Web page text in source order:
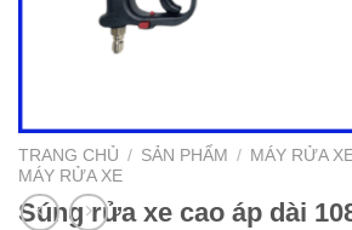
TRANG CHỦ / SẢN PHẨM / MÁY RỬA
MÁY RỬA XE
Súng rửa xe cao áp dài